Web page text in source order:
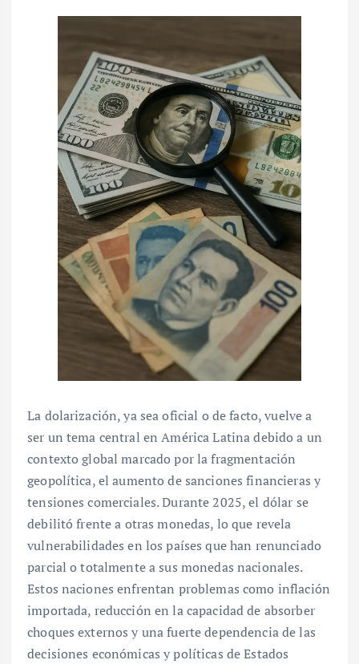
La dolarización, ya sea oficial o de facto, vuelve a
ser un tema central en América Latina debido a un
contexto global marcado por la fragmentación
geopolítica, el aumento de sanciones financieras y
tensiones comerciales. Durante 2025, el dólar se
debilitó frente a otras monedas, lo que revela
vulnerabilidades en los países que han renunciado
parcial o totalmente a sus monedas nacionales.
Estos naciones enfrentan problemas como inflación
importada, reducción en la capacidad de absorber
choques externos y una fuerte dependencia de las
decisiones económicas y políticas de Estados